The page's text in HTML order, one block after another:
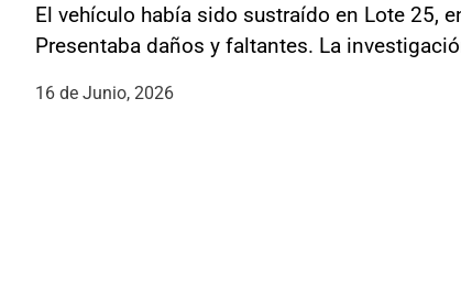
El vehículo había sido sustraído en Lote 25,
Presentaba daños y faltantes. La
16 de Junio, 2026